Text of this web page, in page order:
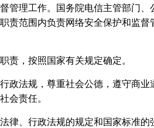
理工作。国务院电信主管部门、
责范围内负责网络安全保护和监督
责，按照国家有关规定确定。
政法规，尊重社会公德，遵守商业
会责任。
律、行政法规的规定和国家标准的